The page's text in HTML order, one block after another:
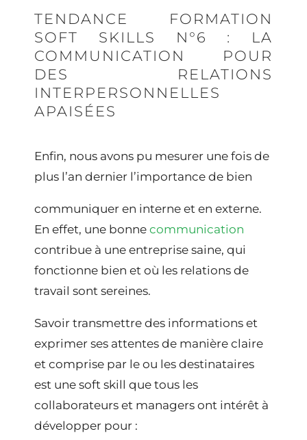
TENDANCE FORMATION
SOFT SKILLS N°6 : LA
COMMUNICATION POUR
DES RELATIONS
INTERPERSONNELLES
APAISÉES
Enfin, nous avons pu mesurer une fois de
plus l’an dernier l’importance de bien
communiquer en interne et en externe.
En effet, une bonne communication
contribue à une entreprise saine, qui
fonctionne bien et où les relations de
travail sont sereines.
Savoir transmettre des informations et
exprimer ses attentes de manière claire
et comprise par le ou les destinataires
est une soft skill que tous les
collaborateurs et managers ont intérêt à
développer pour :